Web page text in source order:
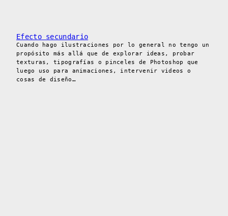
Efecto secundario
Cuando hago ilustraciones por lo general no tengo un
propósito más allá que de explorar ideas, probar
texturas, tipografías o pinceles de Photoshop que
luego uso para animaciones, intervenir videos o
cosas de diseño…